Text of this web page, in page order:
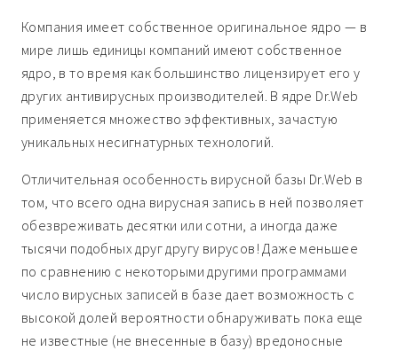
Компания имеет собственное оригинальное ядро — в
мире лишь единицы компаний имеют собственное
ядро, в то время как большинство лицензирует его у
других антивирусных производителей. В ядре Dr.Web
применяется множество эффективных, зачастую
уникальных несигнатурных технологий.
Отличительная особенность вирусной базы Dr.Web в
том, что всего одна вирусная запись в ней позволяет
обезвреживать десятки или сотни, а иногда даже
тысячи подобных друг другу вирусов! Даже меньшее
по сравнению с некоторыми другими программами
число вирусных записей в базе дает возможность с
высокой долей вероятности обнаруживать пока еще
не известные (не внесенные в базу) вредоносные